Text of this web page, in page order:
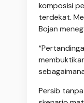
komposisi
terdekat.
Bojan
Persib